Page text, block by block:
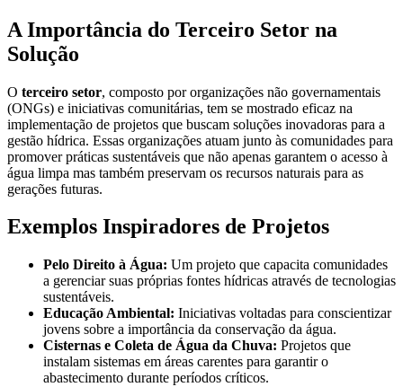
A Importância do Terceiro Setor na
Solução
O terceiro setor, composto por organizações não governamentais
(ONGs) e iniciativas comunitárias, tem se mostrado eficaz na
implementação de projetos que buscam soluções inovadoras para a
gestão hídrica. Essas organizações atuam junto às comunidades para
promover práticas sustentáveis que não apenas garantem o acesso à
água limpa mas também preservam os recursos naturais para as
gerações futuras.
Exemplos Inspiradores de Projetos
Pelo Direito à Água: Um projeto que capacita comunidades
a gerenciar suas próprias fontes hídricas através de tecnologias
sustentáveis.
Educação Ambiental: Iniciativas voltadas para conscientizar
jovens sobre a importância da conservação da água.
Cisternas e Coleta de Água da Chuva: Projetos que
instalam sistemas em áreas carentes para garantir o
abastecimento durante períodos críticos.